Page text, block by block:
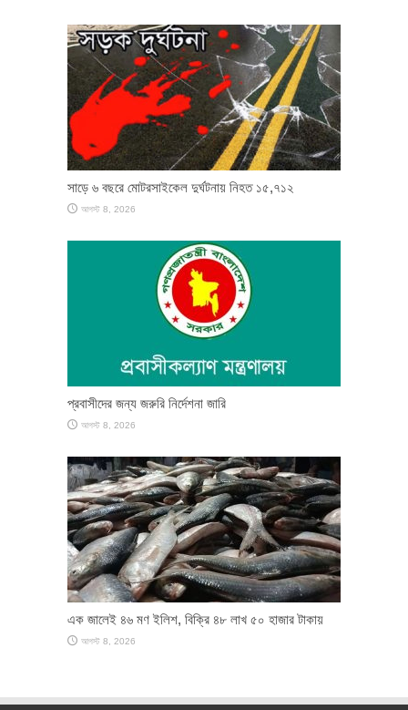
সাড়ে ৬ বছরে মোটরসাইকেল দুর্ঘটনায় নিহত ১৫,৭১২
আগস্ট 8, 2026
প্রবাসীদের জন্য জরুরি নির্দেশনা জারি
আগস্ট 8, 2026
এক জালেই ৪৬ মণ ইলিশ, বিক্রি ৪৮ লাখ ৫০ হাজার টাকায়
আগস্ট 8, 2026